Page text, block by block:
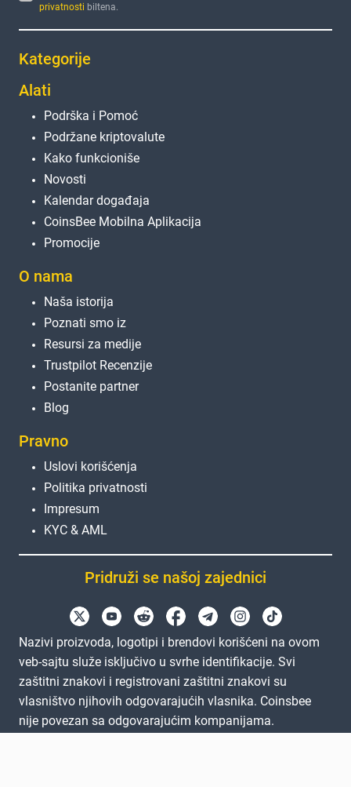
privatnosti biltena.
Kategorije
Alati
Podrška i Pomoć
Podržane kriptovalute
Kako funkcioniše
Novosti
Kalendar događaja
CoinsBee Mobilna Aplikacija
Promocije
O nama
Naša istorija
Poznati smo iz
Resursi za medije
Trustpilot Recenzije
Postanite partner
Blog
Pravno
Uslovi korišćenja
Politika privatnosti
Impresum
KYC & AML
Pridruži se našoj zajednici
Nazivi proizvoda, logotipi i brendovi korišćeni na ovom
veb-sajtu služe isključivo u svrhe identifikacije. Svi
zaštitni znakovi i registrovani zaštitni znakovi su
vlasništvo njihovih odgovarajućih vlasnika. Coinsbee
nije povezan sa odgovarajućim kompanijama.